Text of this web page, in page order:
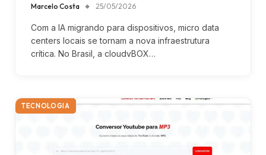
Marcelo Costa 25/05/2026
Com a IA migrando para dispositivos, micro data
centers locais se tornam a nova infraestrutura
crítica. No Brasil, a cloudvBOX…
TECNOLOGIA